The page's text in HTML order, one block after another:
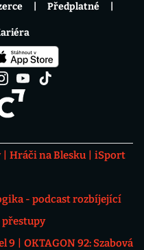
Hráči na Blesku
iSport
- podcast rozbíjející
přestupy
9
OKTAGON 92: Szabová
Předplatné